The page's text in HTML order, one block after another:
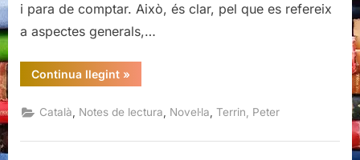
i para de comptar. Això, és clar, pel que es refereix
a aspectes generals,…
Continua llegint“El
vigilant,
Terrin”
»
Català Notes de lectura Novel·la ,Terrin, Peter